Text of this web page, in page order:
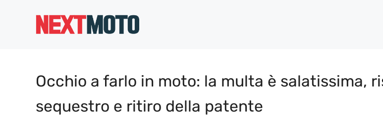
Occhio a farlo in moto: la multa è salatissima,
sequestro e ritiro della patente